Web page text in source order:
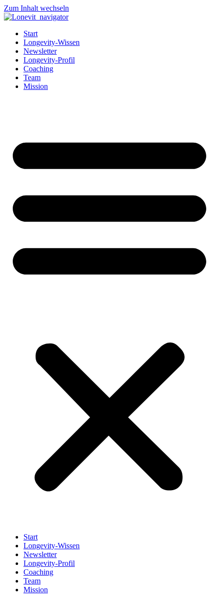
Zum Inhalt wechseln
Start
Longevity-Wissen
Newsletter
Longevity-Profil
Coaching
Team
Mission
Start
Longevity-Wissen
Newsletter
Longevity-Profil
Coaching
Team
Mission